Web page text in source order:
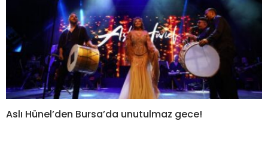
Aslı Hünel’den Bursa’da unutulmaz gece!